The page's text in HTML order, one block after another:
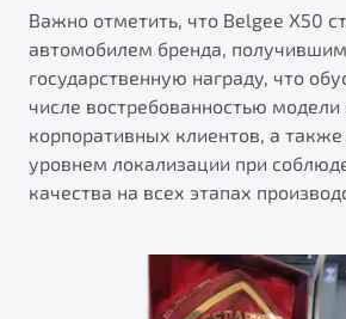
X70
Универсальный кроссовер
от 2 499 990 ₽*
Автомобили в наличии
Тест-драйв
Автокредит
Спецпредложения
Будьте еще более уверены на
"Помощь на дорогах"
Преимущества программы
Важно отметить, что Belgee X50
автомобилем бренда,
государственную награду, что
числе востребованностью модели
корпоративных клиентов, а
уровнем локализации при
качества на всех этапах